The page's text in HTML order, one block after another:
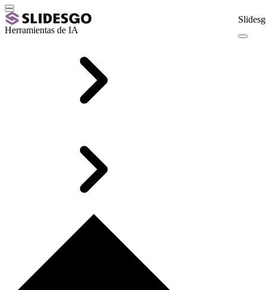
Herramientas de IA